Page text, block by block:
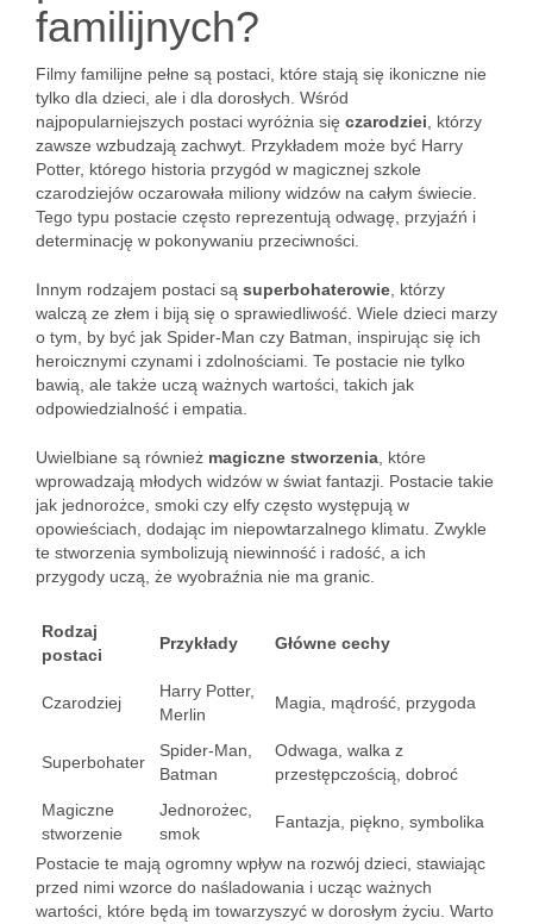
familijnych?
Filmy familijne pełne są postaci, które stają się ikoniczne nie
tylko dla dzieci, ale i dla dorosłych. Wśród
najpopularniejszych postaci wyróżnia się czarodziei , którzy
zawsze wzbudzają zachwyt. Przykładem może być Harry
Potter, którego historia przygód w magicznej szkole
czarodziejów oczarowała miliony widzów na całym świecie.
Tego typu postacie często reprezentują odwagę, przyjaźń i
determinację w pokonywaniu przeciwności.
Innym rodzajem postaci są superbohaterowie , którzy
walczą ze złem i biją się o sprawiedliwość. Wiele dzieci marzy
o tym, by być jak Spider-Man czy Batman, inspirując się ich
heroicznymi czynami i zdolnościami. Te postacie nie tylko
bawią, ale także uczą ważnych wartości, takich jak
odpowiedzialność i empatia.
Uwielbiane są również magiczne stworzenia , które
wprowadzają młodych widzów w świat fantazji. Postacie takie
jak jednorożce, smoki czy elfy często występują w
opowieściach, dodając im niepowtarzalnego klimatu. Zwykle
te stworzenia symbolizują niewinność i radość, a ich
przygody uczą, że wyobraźnia nie ma granic.
Rodzaj
postaci
Przykłady Główne cechy
Czarodziej
Harry Potter,
Merlin
Magia, mądrość, przygoda
Superbohater
Spider-Man,
Batman
Odwaga, walka z
przestępczością, dobroć
Magiczne
stworzenie
Jednorożec,
smok
Fantazja, piękno, symbolika
Postacie te mają ogromny wpływ na rozwój dzieci, stawiając
przed nimi wzorce do naśladowania i ucząc ważnych
wartości, które będą im towarzyszyć w dorosłym życiu. Warto